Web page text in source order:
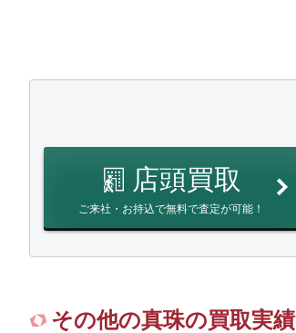
店頭買取
ご来社・お持込で無料で査定が可能！
その他の真珠の買取実績